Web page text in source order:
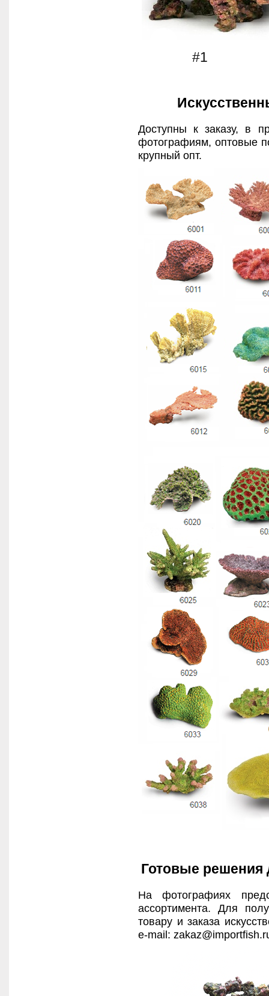
#1
Доступны к заказу, в
фотографиям, оптовые
крупный опт.
Готовые решения
На фотографиях
ассортимента. Для
товару и заказа
e-mail: